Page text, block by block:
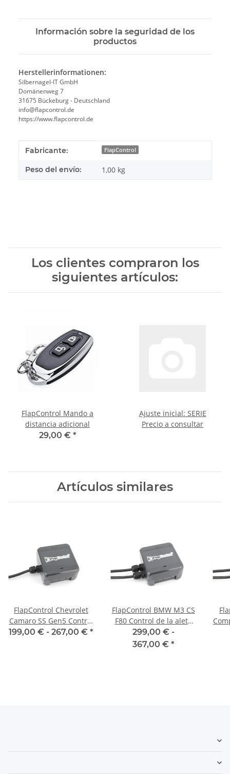
Información sobre la seguridad de los
productos
Herstellerinformationen:
Silbernagel-IT GmbH
Domänenweg 7
31675 Bückeburg - Deutschland
info@flapcontrol.de
https://www.flapcontrol.de
#productDetails.itemInformation#
#productDetails.itemValue#
Fabricante: FlapControl
Peso del envío: 1,00 kg
Los clientes compraron los
siguientes artículos:
FlapControl Mando a
distancia adicional
29,00 € *
Ajuste inicial: SERIE
Precio a consultar
Artículos similares
FlapControl Chevrolet
Camaro SS Gen5 Control
de la aleta de escape
199,00 € - 267,00 € *
FlapControl BMW M3 CS
F80 Control de la aleta
de escape
299,00 € -
367,00 € *